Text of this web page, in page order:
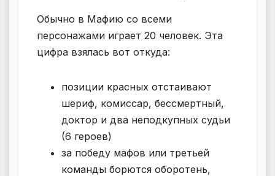
Обычно в Мафию со всеми
персонажами играет 20 человек. Эта
цифра взялась вот откуда:
позиции красных отстаивают
шериф, комиссар, бессмертный,
доктор и два неподкупных судьи
(6 героев)
за победу мафов или третьей
команды борются оборотень,